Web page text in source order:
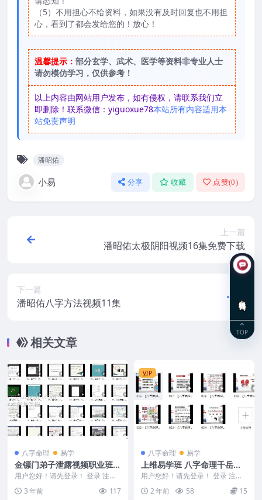
（5）不用担心不给资料，如果没有及时回复也不用担
心，看到了都会发给您的！放心！
温馨提示： 部分玄学、武术、医学等资料非专业人士
请勿模仿学习，仅供参考！
以上内容由网站用户发布，如有侵权，请联系我们立
即删除！联系微信：yiguoxue78本站所有内容适用本
站免责声明
潘昭佑
小易 分享 收藏 点赞(0)
上一篇
潘昭佑太极阴阳视频16集免费下载
下一篇
潘昭佑八字方法视频11集
相关文章
八字命理 易学
金镖门弟子泄露视频职业班视
频26集
用户您好！请先登录！ 登录 注册
班视频26集 非...
3 年前 117
VIP
八字命理 易学
上维易学班 八字命理千岳老
师
用户您好！请先登录！ 登录 注册
八字命理 千岳老师 2411289-6 01
5... 2 年前 58 15
TOP